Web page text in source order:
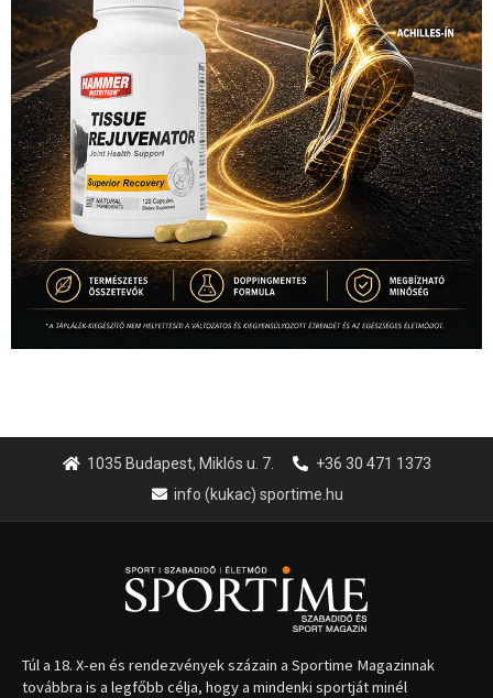
1035 Budapest, Miklós u. 7.
+36 30 471 1373
info (kukac) sportime.hu
Túl a 18. X-en és rendezvények százain a Sportime Magazinnak
továbbra is a legfőbb célja, hogy a mindenki sportját minél